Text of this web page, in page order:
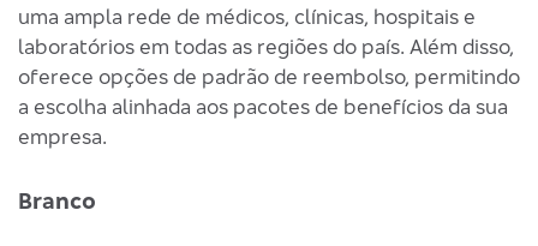
uma ampla rede de médicos, clínicas, hospitais e
laboratórios em todas as regiões do país. Além disso,
oferece opções de padrão de reembolso, permitindo
a escolha alinhada aos pacotes de benefícios da sua
empresa.
Branco